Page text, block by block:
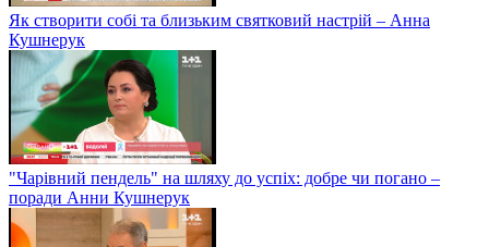
Як створити собі та близьким святковий настрій – Анна
Кушнерук
"Чарівний пендель" на шляху до успіх: добре чи погано –
поради Анни Кушнерук